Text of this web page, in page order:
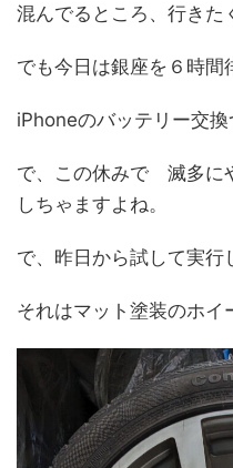
混んでるところ、行きた
でも今日は銀座を６時間
iPhoneのバッテリー交換
で、この休みで 滅多に
しちゃますよね。
で、昨日から試して実行
それはマット塗装のホイ